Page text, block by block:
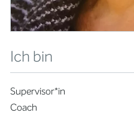
Ich bin
Supervisor*in
Coach